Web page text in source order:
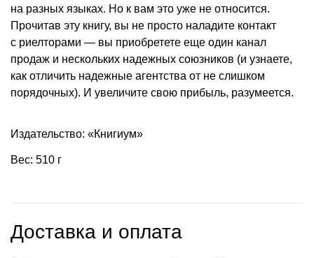
на разных языках. Но к вам это уже не относится.
Прочитав эту книгу, вы не просто наладите контакт
с риелторами — вы приобретете еще один канал
продаж и нескольких надежных союзников (и узнаете,
как отличить надежные агентства от не слишком
порядочных). И увеличите свою прибыль, разумеется.
Издательство: «Книгиум»
Вес: 510 г
Доставка и оплата